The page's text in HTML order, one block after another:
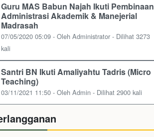
Guru MAS Babun Najah Ikuti Pembinaan
Administrasi Akademik & Manejerial
Madrasah
07/05/2020 05:09 - Oleh Administrator - Dilihat 3273
kali
Santri BN Ikuti Amaliyahtu Tadris (Micro
Teaching)
03/11/2021 11:50 - Oleh Admin - Dilihat 2900 kali